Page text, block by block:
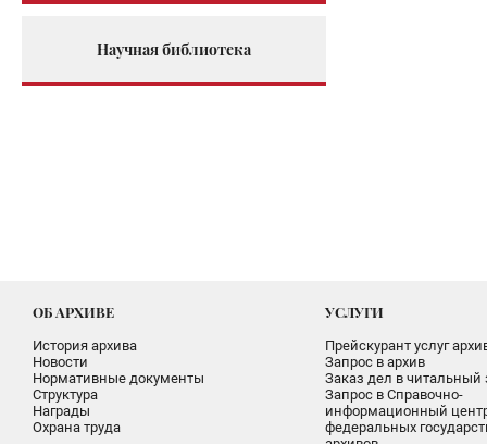
Научная библиотека
ОБ АРХИВЕ
История архива
Новости
Нормативные документы
Структура
Награды
Охрана труда
УСЛУГИ
Прейскурант услуг
Запрос в архив
Заказ дел в читальный
Запрос в Справочно-
информационный
федеральных